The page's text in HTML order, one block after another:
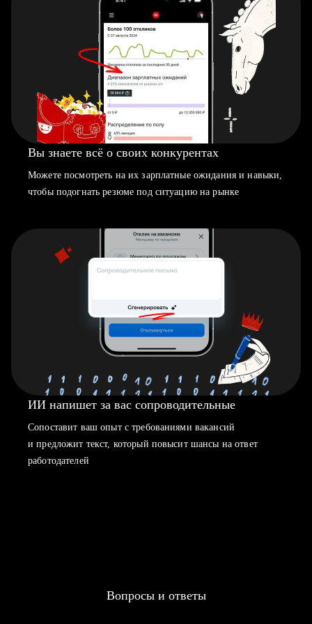
Вы знаете всё о своих конкурентах
Можете посмотреть на их зарплатные ожидания и навыки,
чтобы подогнать резюме под ситуацию на рынке
ИИ напишет за вас сопроводительные
Сопоставит ваш опыт с требованиями вакансий
и предложит текст, который повысит шансы на ответ
работодателей
Вопросы и ответы